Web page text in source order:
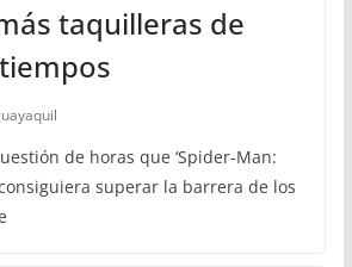
taquilleras de
de horas que ‘Spider-Man:
superar la barrera de los